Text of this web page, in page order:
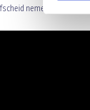
nemen in de kantine.